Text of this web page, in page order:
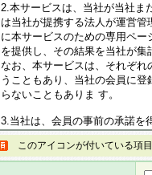
2.本サービスは、当社が当社ま
は当社が提携する法人が運営
に本サービスのための専用ペ
を提供し、その結果を当社が集
なお、本サービスは、それぞ
うこともあり、当社の会員に
らないこともありま す。
3.当社は、会員の事前の承諾を
規約を任意に制定、変更また
は、本規約においては本サイト
して告知の案内を配信または
このアイコンが付いている項